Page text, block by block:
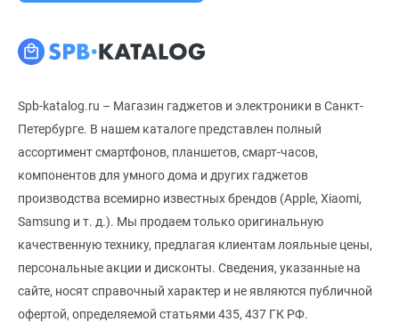
Spb-katalog.ru – Магазин гаджетов и электроники в Санкт-
Петербурге. В нашем каталоге представлен полный
ассортимент смартфонов, планшетов, смарт-часов,
компонентов для умного дома и других гаджетов
производства всемирно известных брендов (Apple, Xiaomi,
Samsung и т. д.). Мы продаем только оригинальную
качественную технику, предлагая клиентам лояльные цены,
персональные акции и дисконты. Сведения, указанные на
сайте, носят справочный характер и не являются публичной
офертой, определяемой статьями 435, 437 ГК РФ.